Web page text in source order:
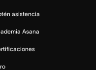
asistencia
Asana